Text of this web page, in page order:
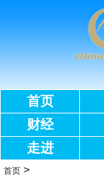
首页
财经
走进
首页 >